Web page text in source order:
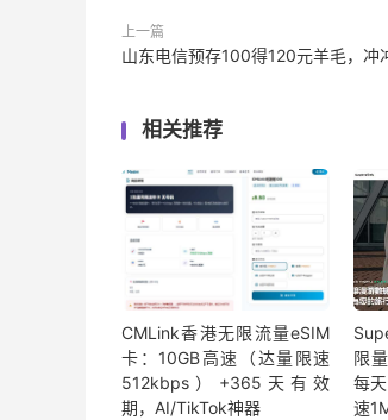
上一篇
山东电信预存100得120元羊毛，冲
相关推荐
CMLink香港无限流量eSIM
卡：10GB高速（达量限速
512kbps）+365天有效
期，AI/TikTok神器
限
每
速